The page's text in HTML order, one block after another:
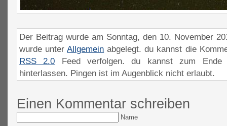
Der Beitrag wurde am Sonntag, den 10. November
wurde unterAllgemein abgelegt. du kannst die
RSS 2.0 Feed verfolgen. du kannst zum Ende
hinterlassen. Pingen ist im Augenblick nicht erlaubt.
Einen Kommentar schreiben
Name